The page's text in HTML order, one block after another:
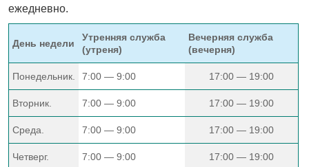
ежедневно.
День недели
Утренняя служба
(утреня)
Вечерняя служба
(вечерня)
Понедельник. 7:00 — 9:00 17:00 — 19:00
Вторник. 7:00 — 9:00 17:00 — 19:00
Среда. 7:00 — 9:00 17:00 — 19:00
Четверг. 7:00 — 9:00 17:00 — 19:00